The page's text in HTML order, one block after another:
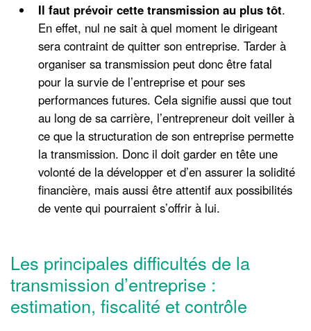
Il faut prévoir cette transmission au plus tôt.
En effet, nul ne sait à quel moment le dirigeant
sera contraint de quitter son entreprise. Tarder à
organiser sa transmission peut donc être fatal
pour la survie de l’entreprise et pour ses
performances futures. Cela signifie aussi que tout
au long de sa carrière, l’entrepreneur doit veiller à
ce que la structuration de son entreprise permette
la transmission. Donc il doit garder en tête une
volonté de la développer et d’en assurer la solidité
financière, mais aussi être attentif aux possibilités
de vente qui pourraient s’offrir à lui.
Les principales difficultés de la
transmission d’entreprise :
estimation, fiscalité et contrôle